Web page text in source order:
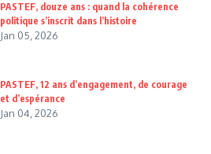
PASTEF, douze ans : quand la cohérence
politique s’inscrit dans l’histoire
Jan 05, 2026
PASTEF, 12 ans d’engagement, de courage
et d’espérance
Jan 04, 2026